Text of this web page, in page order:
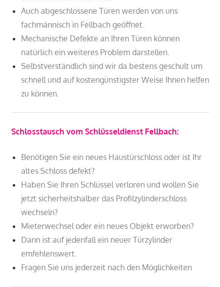
Auch abgeschlossene Türen werden von uns
fachmännisch in Fellbach geöffnet.
Mechanische Defekte an Ihren Türen können
natürlich ein weiteres Problem darstellen.
Selbstverständlich sind wir da bestens geschult um
schnell und auf kostengünstigster Weise Ihnen helfen
zu können.
Schlosstausch vom Schlüsseldienst Fellbach:
Benötigen Sie ein neues Haustürschloss oder ist Ihr
altes Schloss defekt?
Haben Sie Ihren Schlüssel verloren und wollen Sie
jetzt sicherheitshalber das Profilzylinderschloss
wechseln?
Mieterwechsel oder ein neues Objekt erworben?
Dann ist auf jedenfall ein neuer Türzylinder
emfehlenswert.
Fragen Sie uns jederzeit nach den Möglichkeiten